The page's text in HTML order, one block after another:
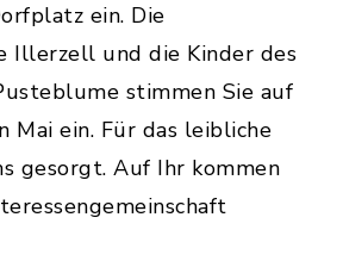
ein. Die
Illerzell und die Kinder des
stimmen Sie auf
Mai ein. Für das leibliche
gesorgt. Auf Ihr kommen